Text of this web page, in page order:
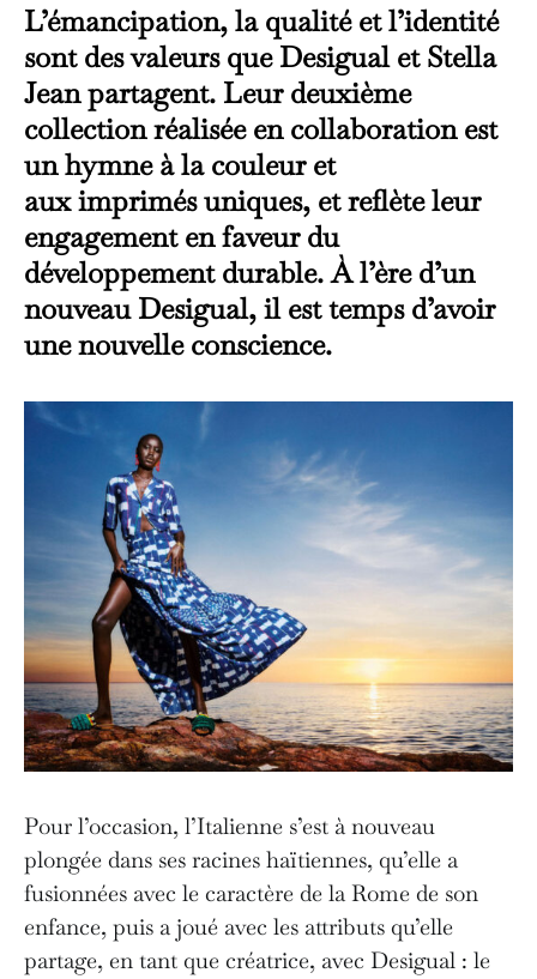
L’émancipation, la qualité et l’identité
sont des valeurs que Desigual et Stella
Jean partagent. Leur deuxième
collection réalisée en collaboration est
un hymne à la couleur et
aux imprimés uniques, et reflète leur
engagement en faveur du
développement durable. À l’ère d’un
nouveau Desigual, il est temps d’avoir
une nouvelle conscience.
Pour l’occasion, l’Italienne s’est à nouveau
plongée dans ses racines haïtiennes, qu’elle a
fusionnées avec le caractère de la Rome de son
enfance, puis a joué avec les attributs qu’elle
partage, en tant que créatrice, avec Desigual : le